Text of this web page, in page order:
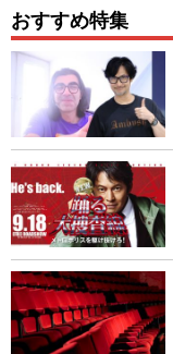
おすすめ特集